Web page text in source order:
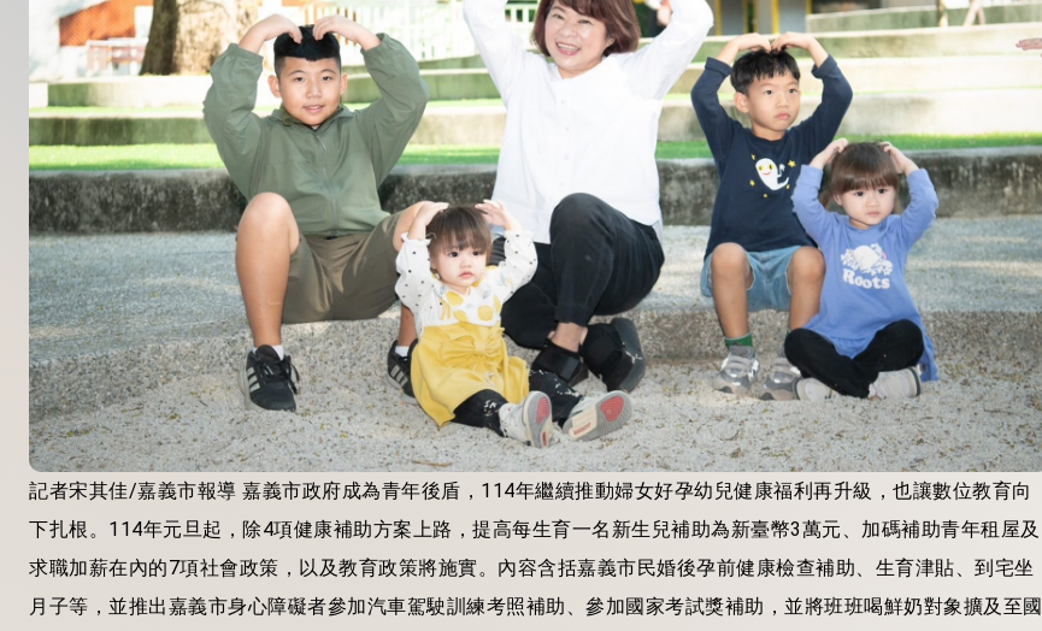
記者宋其佳/嘉義市報導 嘉義市政府成為青年後盾，114年繼續推動婦女好孕幼兒健康福利再升級，也讓數位教育向
下扎根。114年元旦起，除4項健康補助方案上路，提高每生育一名新生兒補助為新臺幣3萬元、加碼補助青年租屋及
求職加薪在內的7項社會政策，以及教育政策將施實。內容含括嘉義市民婚後孕前健康檢查補助、生育津貼、到宅坐
月子等，並推出嘉義市身心障礙者參加汽車駕駛訓練考照補助、參加國家考試獎補助，並將班班喝鮮奶對象擴及至國